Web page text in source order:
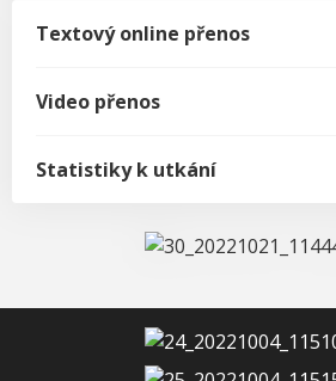
Textový online přenos
Video přenos
Statistiky k utkání